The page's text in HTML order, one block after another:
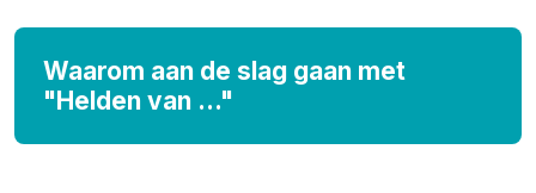
Waarom aan de slag gaan met
"Helden van …"